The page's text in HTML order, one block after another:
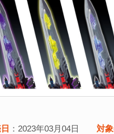
：2023年03月04日 対